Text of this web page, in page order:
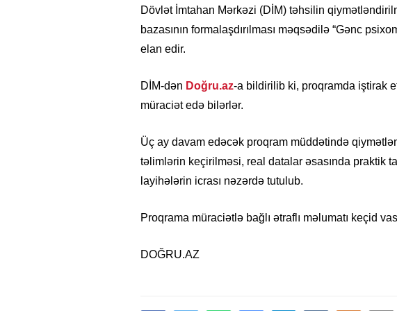
Dövlət İmtahan Mərkəzi (DİM) təhsilin
bazasının formalaşdırılması məqsədilə “Gənc
elan edir.
DİM-dən Doğru.az-a bildirilib ki, proqramda iştirak
müraciət edə bilərlər.
Üç ay davam edəcək proqram müddətində
təlimlərin keçirilməsi, real datalar əsasında praktik
layihələrin icrası nəzərdə tutulub.
Proqrama müraciətlə bağlı ətraflı məlumatı keçid
DOĞRU.AZ